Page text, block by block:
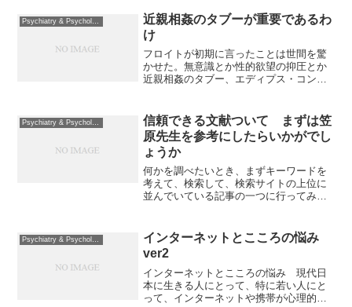
の悩みの原因のひとつとなっている。実
証的な記述ではないの...
近親相姦のタブーが重要であるわ
け
フロイトが初期に言ったことは世間を驚
かせた。無意識とか性的欲望の抑圧とか
近親相姦のタブー、エディプス・コンプ
なり、弟子たちはさらに思弁的になって
いくのだが、初期のフロイト...
Psychiatry & Psychology
信頼できる文献ついて まずは笠
原先生を参考にしたらいかがでし
ょうか
何かを調べたいとき、まずキーワードを
考えて、検索して、検索サイトの上位に
並んでいている記事の一つに行ってみる
るか、記事が書かれた時期はいつか、正
確さはどのくらいか、流派...
Psychiatry & Psychology
インターネットとこころの悩み
ver2
インターネットとこころの悩み 現代日
本に生きる人にとって、特に若い人にと
って、インターネットや携帯が心理的環